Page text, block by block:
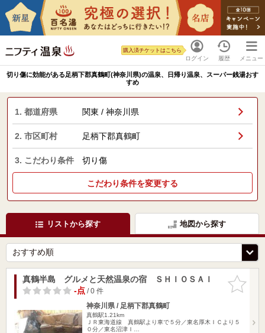
ログイン
購入済チケットはこちら
履歴 メニュー
切り傷に効能がある足柄下郡真鶴町(神奈川県)の温泉、日帰り温泉、スーパー銭湯おす
すめ
1. 都道府県 関東 / 神奈川県
2. 市区町村 足柄下郡真鶴町
3. こだわり条件 切り傷
こだわり条件を変更する
リストから探す 地図から探す
お気に入
りに追加
真鶴半島 グルメと天然温泉の宿 ＳＨＩＯＳＡＩ
-点/ 0 件
神奈川県 / 足柄下郡真鶴町
真鶴駅1.21km
ＪＲ東海道線 真鶴駅より車で５分／東名厚木ＩＣより５
０分／東名沼津Ｉ…